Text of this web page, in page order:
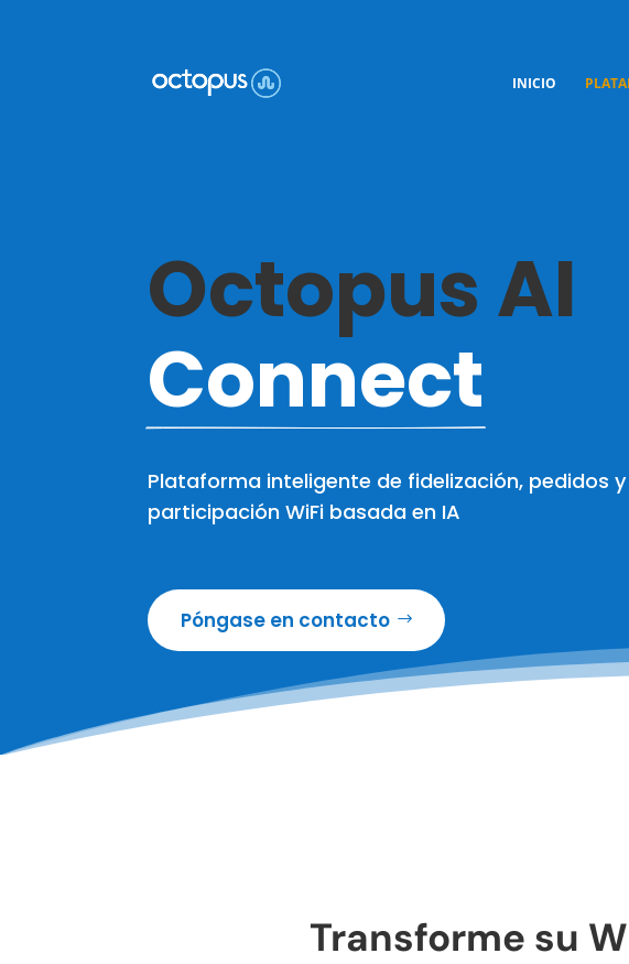
INICIO
Octopus AI
Connect
Plataforma inteligente de fidelización, pedidos y
participación WiFi basada en IA
Póngase en contacto
Transforme su